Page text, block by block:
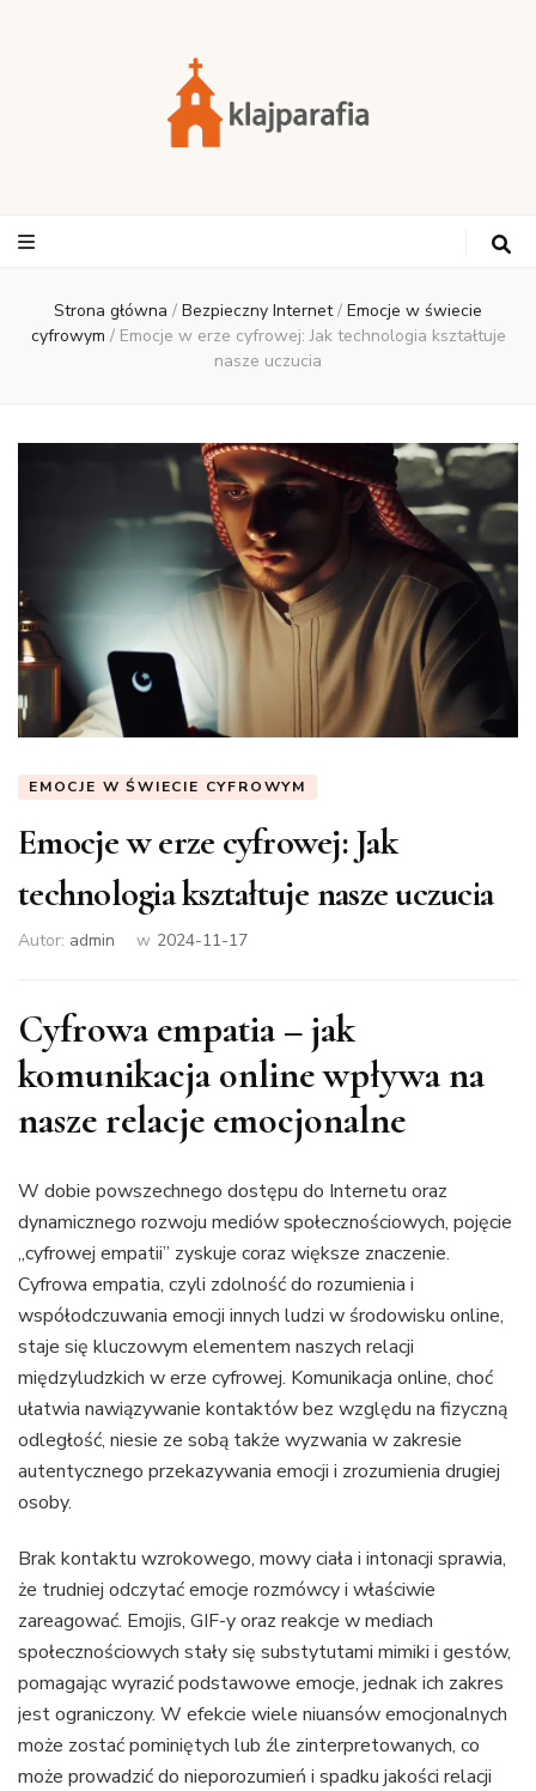
Strona główna / Bezpieczny Internet/ Emocje w świecie
cyfrowym / Emocje w erze cyfrowej: Jak technologia kształtuje
nasze uczucia
EMOCJE W ŚWIECIE CYFROWYM
Emocje w erze cyfrowej: Jak
technologia kształtuje nasze uczucia
Autor: admin w 2024-11-17
Cyfrowa empatia – jak
komunikacja online wpływa na
nasze relacje emocjonalne
W dobie powszechnego dostępu do Internetu oraz
dynamicznego rozwoju mediów społecznościowych, pojęcie
„cyfrowej empatii” zyskuje coraz większe znaczenie.
Cyfrowa empatia, czyli zdolność do rozumienia i
współodczuwania emocji innych ludzi w środowisku online,
staje się kluczowym elementem naszych relacji
międzyludzkich w erze cyfrowej. Komunikacja online, choć
ułatwia nawiązywanie kontaktów bez względu na fizyczną
odległość, niesie ze sobą także wyzwania w zakresie
autentycznego przekazywania emocji i zrozumienia drugiej
osoby.
Brak kontaktu wzrokowego, mowy ciała i intonacji sprawia,
że trudniej odczytać emocje rozmówcy i właściwie
zareagować. Emojis, GIF-y oraz reakcje w mediach
społecznościowych stały się substytutami mimiki i gestów,
pomagając wyrazić podstawowe emocje, jednak ich zakres
jest ograniczony. W efekcie wiele niuansów emocjonalnych
może zostać pominiętych lub źle zinterpretowanych, co
może prowadzić do nieporozumień i spadku jakości relacji